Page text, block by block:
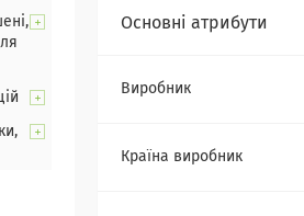
Основні атрибути
Виробник
Країна виробник